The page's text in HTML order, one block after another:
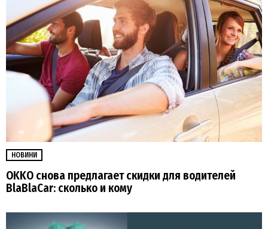
НОВИНИ
OKKO снова предлагает скидки для водителей
BlaBlaCar: сколько и кому